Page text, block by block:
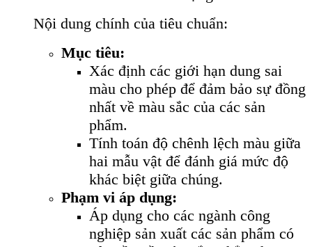
Nội dung chính của tiêu chuẩn:
Mục tiêu:
Xác định các giới hạn dung sai
màu cho phép để đảm bảo sự đồng
nhất về màu sắc của các sản
phẩm.
Tính toán độ chênh lệch màu giữa
hai mẫu vật để đánh giá mức độ
khác biệt giữa chúng.
Phạm vi áp dụng:
Áp dụng cho các ngành công
nghiệp sản xuất các sản phẩm có